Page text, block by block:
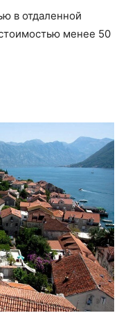
в отдаленной
менее 50